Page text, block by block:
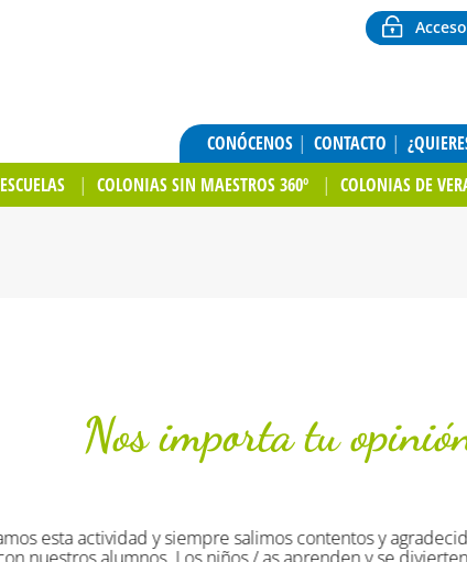
CONÓCENOS CONTACTO
ESCUELAS COLONIAS SIN MAESTROS 360º COLONIAS DE
Nos importa tu
Las dinámicas han sido originales divertidas